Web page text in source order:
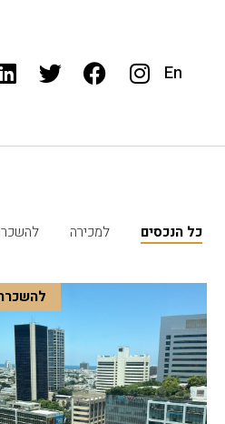
En
כל הנכסים למכירה